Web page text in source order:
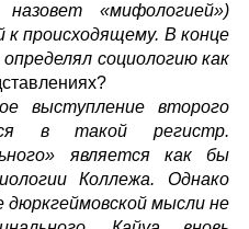
«мифологией»)
к происходящему. В конце
социологию как
выступление второго
в такой регистр.
является как бы
Коллежа. Однако
дюркгеймовской мысли не